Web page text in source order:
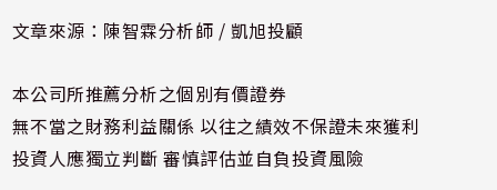
文章來源：陳智霖分析師 / 凱旭投顧
本公司所推薦分析之個別有價證券
無不當之財務利益關係 以往之績效不保證未來獲利
投資人應獨立判斷 審慎評估並自負投資風險